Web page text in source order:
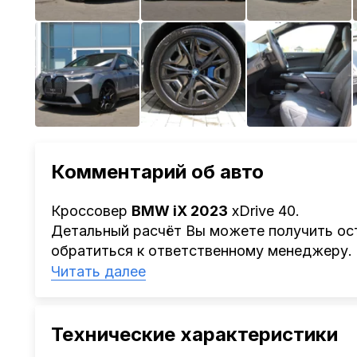
Комментарий об авто
Кроссовер BMW iX 2023 xDrive 40.
Детальный расчёт Вы можете получить
обратиться к ответственному менеджеру.
Наша компания
проверка автомобиля, полное
растаможке. Экономьте свое время и
Читать далее
Технические характеристики